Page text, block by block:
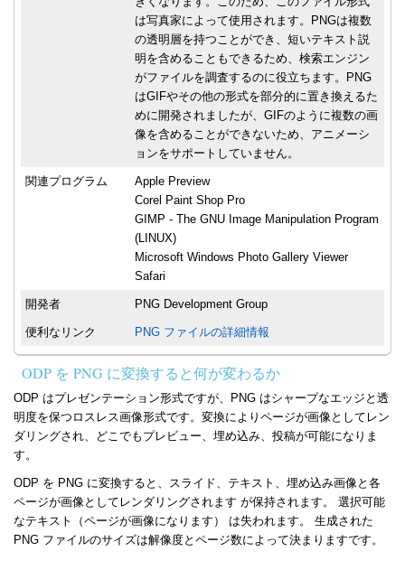
は写真家によって使用されます。PNGは複数
の透明層を持つことができ、短いテキスト説
明を含めることもできるため、検索エンジン
がファイルを調査するのに役立ちます。PNG
はGIFやその他の形式を部分的に置き換えるた
めに開発されましたが、GIFのように複数の画
像を含めることができないため、アニメーシ
ョンをサポートしていません。
関連プログラム
Apple Preview
Corel Paint Shop Pro
GIMP - The GNU Image Manipulation Program
(LINUX)
Microsoft Windows Photo Gallery Viewer
Safari
開発者 PNG Development Group
便利なリンク PNG ファイルの詳細情報
ODP を PNG に変換すると何が変わるか
ODP はプレゼンテーション形式ですが、PNG はシャープなエッジと透
明度を保つロスレス画像形式です。変換によりページが画像としてレン
ダリングされ、どこでもプレビュー、埋め込み、投稿が可能になりま
す。
ODP を PNG に変換すると、スライド、テキスト、埋め込み画像と各
ページが画像としてレンダリングされます が保持されます。 選択可能
なテキスト（ページが画像になります） は失われます。 生成された
PNG ファイルのサイズは解像度とページ数によって決まりますです。